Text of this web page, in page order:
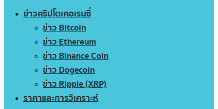
ข่าวคริปโตเคอเรนซี่
ข่าว Bitcoin
ข่าว Ethereum
ข่าว Binance Coin
ข่าว Dogecoin
ข่าว Ripple (XRP)
ราคาและการวิเคราะห์